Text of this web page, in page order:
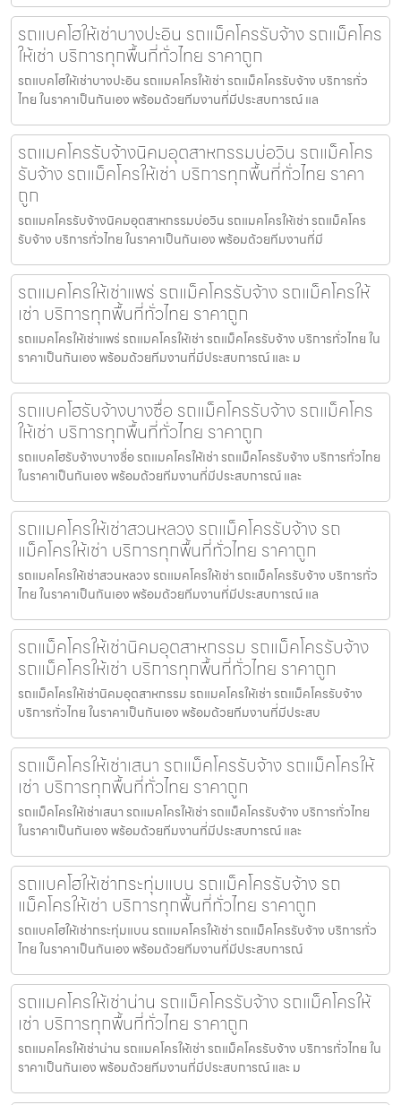
รถแบคโฮให้เช่าบางปะอิน รถแม็คโครรับจ้าง รถแม็คโคร
ให้เช่า บริการทุกพื้นที่ทั่วไทย ราคาถูก
รถแบคโฮให้เช่าบางปะอิน รถแมคโครให้เช่า รถแม็คโครรับจ้าง บริการทั่ว
ไทย ในราคาเป็นกันเอง พร้อมด้วยทีมงานที่มีประสบการณ์ แล
รถแมคโครรับจ้างนิคมอุตสาหกรรมบ่อวิน รถแม็คโคร
รับจ้าง รถแม็คโครให้เช่า บริการทุกพื้นที่ทั่วไทย ราคา
ถูก
รถแมคโครรับจ้างนิคมอุตสาหกรรมบ่อวิน รถแมคโครให้เช่า รถแม็คโคร
รับจ้าง บริการทั่วไทย ในราคาเป็นกันเอง พร้อมด้วยทีมงานที่มี
รถแมคโครให้เช่าแพร่ รถแม็คโครรับจ้าง รถแม็คโครให้
เช่า บริการทุกพื้นที่ทั่วไทย ราคาถูก
รถแมคโครให้เช่าแพร่ รถแมคโครให้เช่า รถแม็คโครรับจ้าง บริการทั่วไทย ใน
ราคาเป็นกันเอง พร้อมด้วยทีมงานที่มีประสบการณ์ และ ม
รถแบคโฮรับจ้างบางซื่อ รถแม็คโครรับจ้าง รถแม็คโคร
ให้เช่า บริการทุกพื้นที่ทั่วไทย ราคาถูก
รถแบคโฮรับจ้างบางซื่อ รถแมคโครให้เช่า รถแม็คโครรับจ้าง บริการทั่วไทย
ในราคาเป็นกันเอง พร้อมด้วยทีมงานที่มีประสบการณ์ และ
รถแมคโครให้เช่าสวนหลวง รถแม็คโครรับจ้าง รถ
แม็คโครให้เช่า บริการทุกพื้นที่ทั่วไทย ราคาถูก
รถแมคโครให้เช่าสวนหลวง รถแมคโครให้เช่า รถแม็คโครรับจ้าง บริการทั่ว
ไทย ในราคาเป็นกันเอง พร้อมด้วยทีมงานที่มีประสบการณ์ แล
รถแม็คโครให้เช่านิคมอุตสาหกรรม รถแม็คโครรับจ้าง
รถแม็คโครให้เช่า บริการทุกพื้นที่ทั่วไทย ราคาถูก
รถแม็คโครให้เช่านิคมอุตสาหกรรม รถแมคโครให้เช่า รถแม็คโครรับจ้าง
บริการทั่วไทย ในราคาเป็นกันเอง พร้อมด้วยทีมงานที่มีประสบ
รถแม็คโครให้เช่าเสนา รถแม็คโครรับจ้าง รถแม็คโครให้
เช่า บริการทุกพื้นที่ทั่วไทย ราคาถูก
รถแม็คโครให้เช่าเสนา รถแมคโครให้เช่า รถแม็คโครรับจ้าง บริการทั่วไทย
ในราคาเป็นกันเอง พร้อมด้วยทีมงานที่มีประสบการณ์ และ
รถแบคโฮให้เช่ากระทุ่มแบน รถแม็คโครรับจ้าง รถ
แม็คโครให้เช่า บริการทุกพื้นที่ทั่วไทย ราคาถูก
รถแบคโฮให้เช่ากระทุ่มแบน รถแมคโครให้เช่า รถแม็คโครรับจ้าง บริการทั่ว
ไทย ในราคาเป็นกันเอง พร้อมด้วยทีมงานที่มีประสบการณ์
รถแมคโครให้เช่าน่าน รถแม็คโครรับจ้าง รถแม็คโครให้
เช่า บริการทุกพื้นที่ทั่วไทย ราคาถูก
รถแมคโครให้เช่าน่าน รถแมคโครให้เช่า รถแม็คโครรับจ้าง บริการทั่วไทย ใน
ราคาเป็นกันเอง พร้อมด้วยทีมงานที่มีประสบการณ์ และ ม